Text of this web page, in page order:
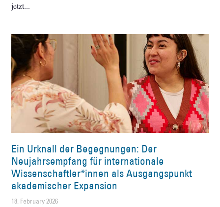
jetzt
Ein Urknall der Begegnungen: Der
Neujahrsempfang für internationale
Wissenschaftler*innen als Ausgangspunkt
akademischer Expansion
18. February 2026